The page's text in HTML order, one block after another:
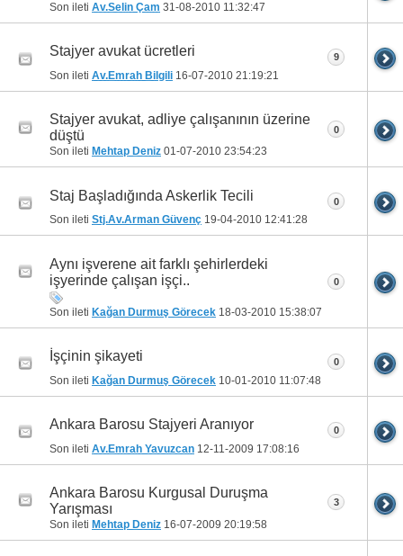
Son ileti Av.Selin Çam 31-08-2010 11:32:47
Stajyer avukat ücretleri
Son ileti Av.Emrah Bilgili 16-07-2010 21:19:21
9
Stajyer avukat, adliye çalışanının üzerine
düştü
Son ileti Mehtap Deniz 01-07-2010 23:54:23
0
Staj Başladığında Askerlik Tecili
Son ileti Stj.Av.Arman Güvenç 19-04-2010 12:41:28
0
Aynı işverene ait farklı şehirlerdeki
işyerinde çalışan işçi..
Son ileti Kağan Durmuş Görecek 18-03-2010 15:38:07
0
İşçinin şikayeti
Son ileti Kağan Durmuş Görecek 10-01-2010 11:07:48
0
Ankara Barosu Stajyeri Aranıyor
Son ileti Av.Emrah Yavuzcan 12-11-2009 17:08:16
0
Ankara Barosu Kurgusal Duruşma
Yarışması
Son ileti Mehtap Deniz 16-07-2009 20:19:58
3